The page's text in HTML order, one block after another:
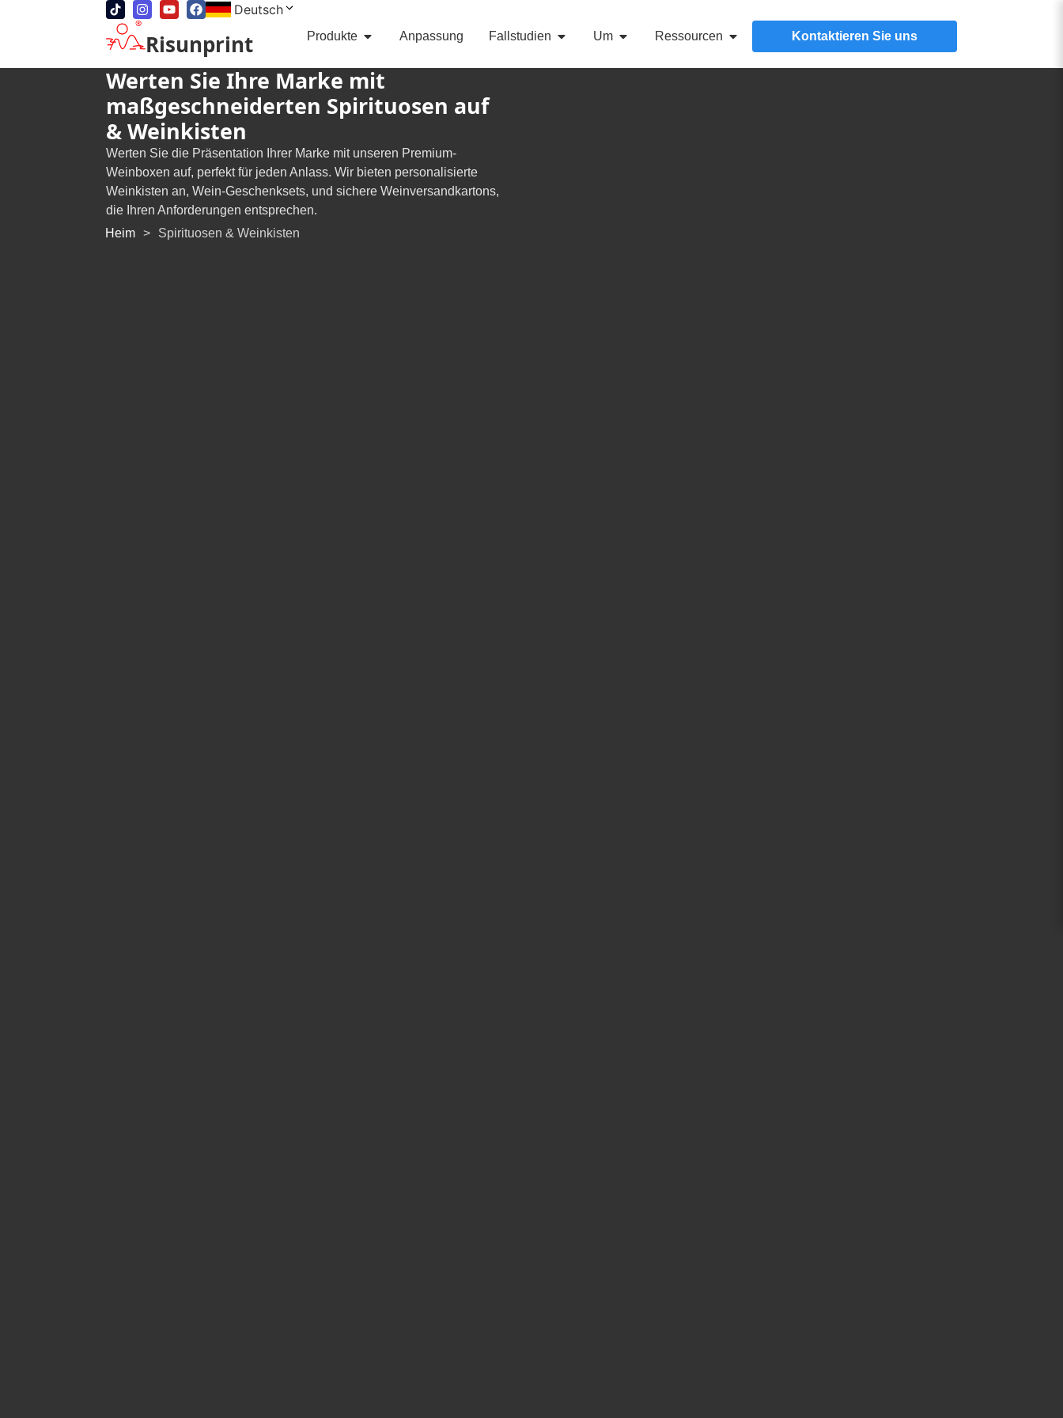
Deutsch
Risunprint Produkte Anpassung Fallstudien Um Ressourcen Kontaktieren Sie uns
Werten Sie Ihre Marke mit
maßgeschneiderten Spirituosen auf
& Weinkisten
Werten Sie die Präsentation Ihrer Marke mit unseren Premium-
Weinboxen auf, perfekt für jeden Anlass. Wir bieten personalisierte
Weinkisten an, Wein-Geschenksets, und sichere Weinversandkartons,
die Ihren Anforderungen entsprechen.
Heim
> Spirituosen & Weinkisten